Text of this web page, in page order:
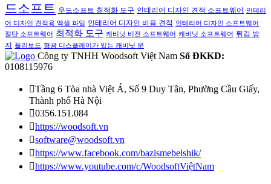
드소프트
우드소프트 최적화 도구 인테리어 디자인 견적 소프트웨어 인테리
어 디자인 견적용 엑셀 파일 인테리어 디자인 비용 견적
인테리어 디자인 소프트웨어
절단 소프트웨어
최적화 도구 캐비닛 비전 소프트웨어 캐비닛 소프트웨어 튀김 방
지 폴리보드 형광 디스플레이가 있는 캐비닛 문
Công ty TNHH Woodsoft Việt Nam Số ĐKKD:
0108115976
Tầng 6 Tòa nhà Việt Á, Số 9 Duy Tân, Phường Cầu Giấy,
Thành phố Hà Nội
0356.151.084
https://woodsoft.vn
software@woodsoft.vn
https://www.facebook.com/bazismebelshik/
https://www.youtube.com/c/WoodsoftViệtNam